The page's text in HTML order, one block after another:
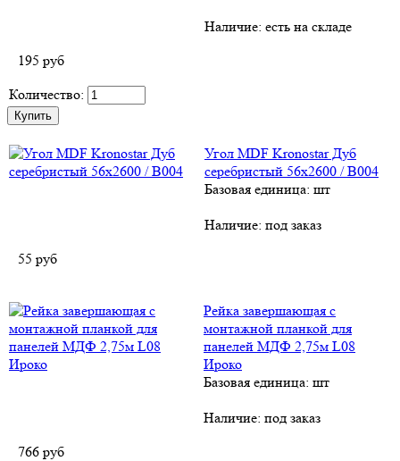
Наличие: есть на складе
195 руб
Количество:
Угол MDF Kronostar Дуб
серебристый 56х2600 / В004
Базовая единица: шт
Наличие: под заказ
55 руб
Рейка завершающая с
монтажной планкой для
панелей МДФ 2,75м L08
Ироко
Базовая единица: шт
Наличие: под заказ
766 руб